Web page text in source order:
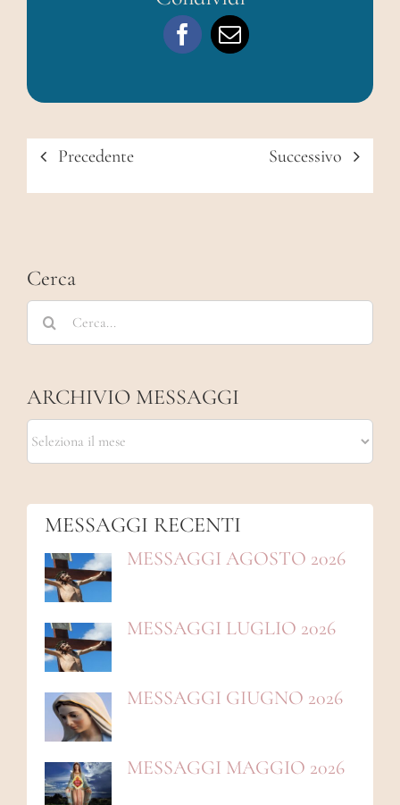
Precedente Successivo
Cerca
Cerca
per:
ARCHIVIO MESSAGGI
ARCHIVIO
MESSAGGI
MESSAGGI RECENTI
MESSAGGI AGOSTO 2026
MESSAGGI LUGLIO 2026
MESSAGGI GIUGNO 2026
MESSAGGI MAGGIO 2026